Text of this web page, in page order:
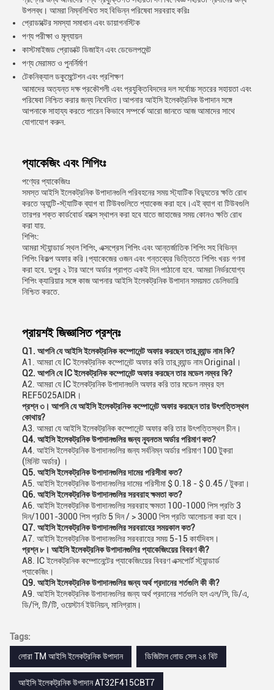
উপলব্ধ। আমরা নিম্নলিখিত সহ বিভিন্ন পরিষেবা সরবরাহ করিঃ
প্রোডাক্টের সমস্যা সমাধান এবং ডায়াগনস্টিক
পণ্য পরীক্ষা ও মূল্যায়ন
কাস্টমাইজড প্রোডাক্ট ডিজাইন এবং ডেভেলপমেন্ট
পণ্য মেরামত ও পুনর্নির্মাণ
টেকনিক্যাল ডকুমেন্টেশন এবং প্রশিক্ষণ
আমাদের অত্যন্ত দক্ষ প্রকৌশলী এবং প্রযুক্তিবিদদের দল সর্বোচ্চ স্তরের সহায়তা এবং
পরিষেবা নিশ্চিত করার জন্য নিবেদিত।আপনার আইসি ইলেকট্রনিক উপাদান সঙ্গে
আপনাকে সাহায্য করতে পারেন কিভাবে সম্পর্কে আরো জানতে আজ আমাদের সাথে
যোগাযোগ করুন.
প্যাকেজিং এবং শিপিংঃ
পণ্যের প্যাকেজিংঃ
সমস্ত আইসি ইলেকট্রনিক উপাদানগুলি পরিবহনের সময় স্ট্যাটিক বিদ্যুতের ক্ষতি রোধ
করতে অ্যান্টি-স্ট্যাটিক ব্যাগ বা টিউবগুলিতে প্যাকেজ করা হবে।এই ব্যাগ বা টিউবগুলি
তারপর শক্ত কার্ডবোর্ড বাক্সে স্থাপন করা হবে যাতে জাহাজের সময় কোনও ক্ষতি রোধ
করা যায়.
শিপিং:
আমরা স্ট্যান্ডার্ড স্থল শিপিং, এক্সপ্রেস শিপিং এবং আন্তর্জাতিক শিপিং সহ বিভিন্ন
শিপিং বিকল্প অফার করি।প্যাকেজের ওজন এবং গন্তব্যের ভিত্তিতে শিপিং খরচ গণনা
করা হবে. দুপুর ২ টার আগে অর্ডার প্রাপ্ত একই দিন পাঠানো হবে. আমরা নির্ভরযোগ্য
শিপিং ক্যারিয়ার সঙ্গে কাজ আপনার আইসি ইলেকট্রনিক উপাদান সময়মত ডেলিভারি
নিশ্চিত করতে.
প্রায়শই জিজ্ঞাসিত প্রশ্নঃ
Q1. আপনি যে আইসি ইলেকট্রনিক কম্পোনেন্ট অফার করছেন তার ব্র্যান্ড নাম কি?
A1. আমরা যে IC ইলেকট্রনিক কম্পোনেন্ট অফার করি তার ব্র্যান্ড নাম Original।
Q2. আপনি যে IC ইলেকট্রনিক কম্পোনেন্ট অফার করছেন তার মডেল নম্বর কি?
A2. আমরা যে IC ইলেকট্রনিক উপাদানগুলি অফার করি তার মডেল নম্বর হল
REF5025AIDR।
প্রশ্ন ৩। আপনি যে আইসি ইলেকট্রনিক কম্পোনেন্ট অফার করছেন তার উৎপত্তিস্থল
কোথায়?
A3. আমরা যে আইসি ইলেকট্রনিক কম্পোনেন্ট অফার করি তার উৎপত্তিস্থল চীন।
Q4. আইসি ইলেকট্রনিক উপাদানগুলির জন্য ন্যূনতম অর্ডার পরিমাণ কত?
A4. আইসি ইলেকট্রনিক উপাদানগুলির জন্য সর্বনিম্ন অর্ডার পরিমাণ 100 টুকরা
(মিনিট অর্ডার) ।
Q5. আইসি ইলেকট্রনিক উপাদানগুলির দামের পরিসীমা কত?
A5. আইসি ইলেকট্রনিক উপাদানগুলির দামের পরিসীমা $ 0.18 - $ 0.45 / টুকরা।
Q6. আইসি ইলেকট্রনিক উপাদানগুলির সরবরাহ ক্ষমতা কত?
A6. আইসি ইলেকট্রনিক উপাদানগুলির সরবরাহ ক্ষমতা 100-1000 পিস প্রতি 3
দিন/1001-3000 পিস প্রতি 5 দিন / > 3000 পিস প্রতি আলোচনা করা হবে।
Q7. আইসি ইলেকট্রনিক উপাদানগুলির সরবরাহের সময়কাল কত?
A7. আইসি ইলেকট্রনিক উপাদানগুলির সরবরাহের সময় 5-15 কার্যদিবস।
প্রশ্ন ৮। আইসি ইলেকট্রনিক উপাদানগুলির প্যাকেজিংয়ের বিবরণ কী?
A8. IC ইলেকট্রনিক কম্পোনেন্টের প্যাকেজিংয়ের বিবরণ এক্সপোর্ট স্ট্যান্ডার্ড
প্যাকেজিং।
Q9. আইসি ইলেকট্রনিক উপাদানগুলির জন্য অর্থ প্রদানের শর্তগুলি কী কী?
A9. আইসি ইলেকট্রনিক উপাদানগুলির জন্য অর্থ প্রদানের শর্তগুলি হল এল/সি, ডি/এ,
ডি/পি, টি/টি, ওয়েস্টার্ন ইউনিয়ন, মানিগ্রাম।
Tags:
লোরা TM আইসি ইলেকট্রনিক উপাদান
ডিজিটাল লোড সেল ২৪ বিট
আইসি ইলেকট্রনিক উপাদান AT32F415CBT7